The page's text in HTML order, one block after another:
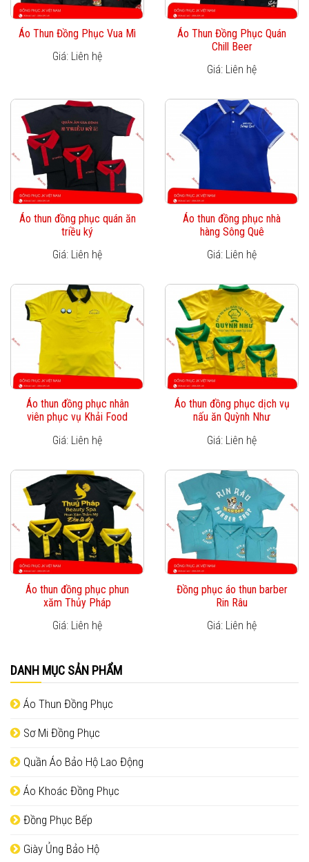
DANH MỤC SẢN PHẨM
Áo Thun Đồng Phục
Sơ Mi Đồng Phục
Quần Áo Bảo Hộ Lao Động
Áo Khoác Đồng Phục
Đồng Phục Bếp
Giày Ủng Bảo Hộ
Áo Thun Đồng Phục Vua Mì
Giá: Liên hệ
Áo Thun Đồng Phục Quán
Chill Beer
Giá: Liên hệ
Áo thun đồng phục quán ăn
triều ký
Giá: Liên hệ
Áo thun đồng phục nhà
hàng Sông Quê
Giá: Liên hệ
Áo thun đồng phục nhân
viên phục vụ Khải Food
Giá: Liên hệ
Áo thun đồng phục dịch vụ
nấu ăn Quỳnh Như
Giá: Liên hệ
Áo thun đồng phục phun
xăm Thủy Pháp
Giá: Liên hệ
Đồng phục áo thun barber
Rin Râu
Giá: Liên hệ